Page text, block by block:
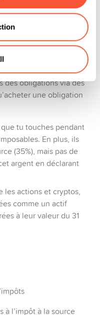
le fisc veut sa part.
une obligation avec
tant que tu les détiens
des obligations via des
une obligation
tu touches pendant
En plus, ils
(35%), mais pas de
argent en déclarant
les actions et cryptos,
comme un actif
à leur valeur du 31
à l’impôt à la source